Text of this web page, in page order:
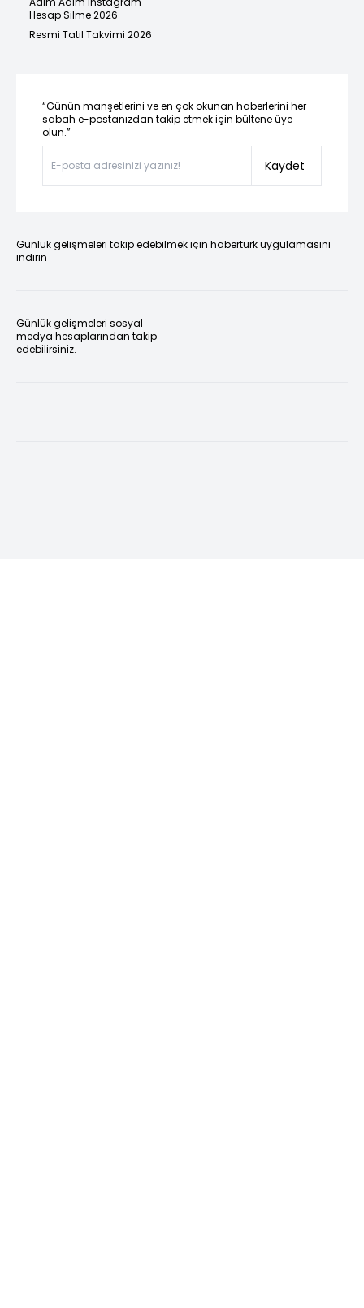
Hesap Silme 2026
Resmi Tatil Takvimi 2026
“Günün manşetlerini ve en çok okunan haberlerini her
sabah e-postanızdan takip etmek için bültene üye
olun.”
Kaydet
Günlük gelişmeleri takip edebilmek için habertürk uygulamasını
indirin
Günlük gelişmeleri sosyal
medya hesaplarından takip
edebilirsiniz.